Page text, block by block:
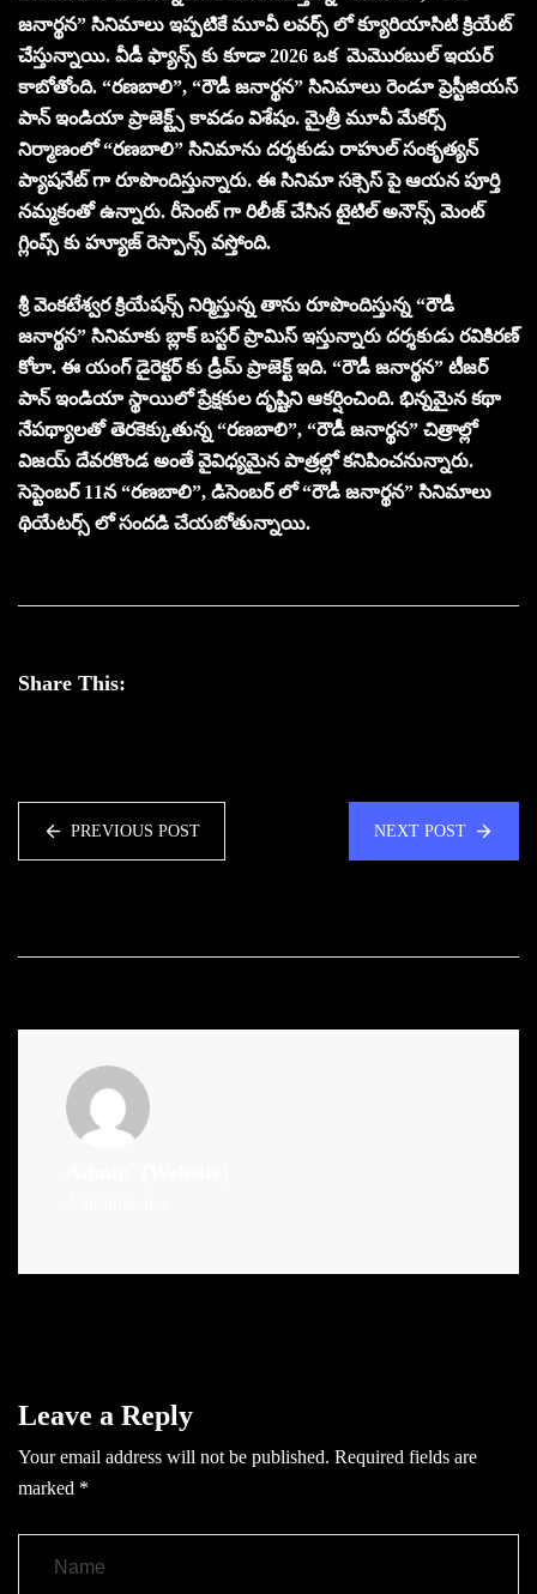
జనార్థన” సినిమాలు ఇప్పటికే మూవీ లవర్స్ లో క్యూరియాసిటీ క్రియేట్
చేస్తున్నాయి. వీడీ ఫ్యాన్స్ కు కూడా 2026 ఒక మెమొరబుల్ ఇయర్
కాబోతోంది. “రణబాలి”, “రౌడీ జనార్థన” సినిమాలు రెండూ ప్రెస్టీజియస్
పాన్ ఇండియా ప్రాజెక్ట్స్ కావడం విశేషం. మైత్రీ మూవీ మేకర్స్
నిర్మాణంలో “రణబాలి” సినిమాను దర్శకుడు రాహుల్ సంకృత్యన్
ప్యాషనేట్ గా రూపొందిస్తున్నారు. ఈ సినిమా సక్సెస్ పై ఆయన పూర్తి
నమ్మకంతో ఉన్నారు. రీసెంట్ గా రిలీజ్ చేసిన టైటిల్ అనౌన్స్ మెంట్
గ్లింప్స్ కు హ్యూజ్ రెస్పాన్స్ వస్తోంది.
శ్రీ వెంకటేశ్వర క్రియేషన్స్ నిర్మిస్తున్న తాను రూపొందిస్తున్న “రౌడీ
జనార్థన” సినిమాకు బ్లాక్ బస్టర్ ప్రామిస్ ఇస్తున్నారు దర్శకుడు రవికిరణ్
కోలా. ఈ యంగ్ డైరెక్టర్ కు డ్రీమ్ ప్రాజెక్ట్ ఇది. “రౌడీ జనార్థన” టీజర్
పాన్ ఇండియా స్థాయిలో ప్రేక్షకుల దృష్టిని ఆకర్షించింది. భిన్నమైన కథా
నేపథ్యాలతో తెరకెక్కుతున్న “రణబాలి”, “రౌడీ జనార్థన” చిత్రాల్లో
విజయ్ దేవరకొండ అంతే వైవిధ్యమైన పాత్రల్లో కనిపించనున్నారు.
సెప్టెంబర్ 11న “రణబాలి”, డిసెంబర్ లో “రౌడీ జనార్థన” సినిమాలు
థియేటర్స్ లో సందడి చేయబోతున్నాయి.
Share This:
PREVIOUS POST NEXT POST
Leave a Reply
Your email address will not be published. Required fields are
marked *